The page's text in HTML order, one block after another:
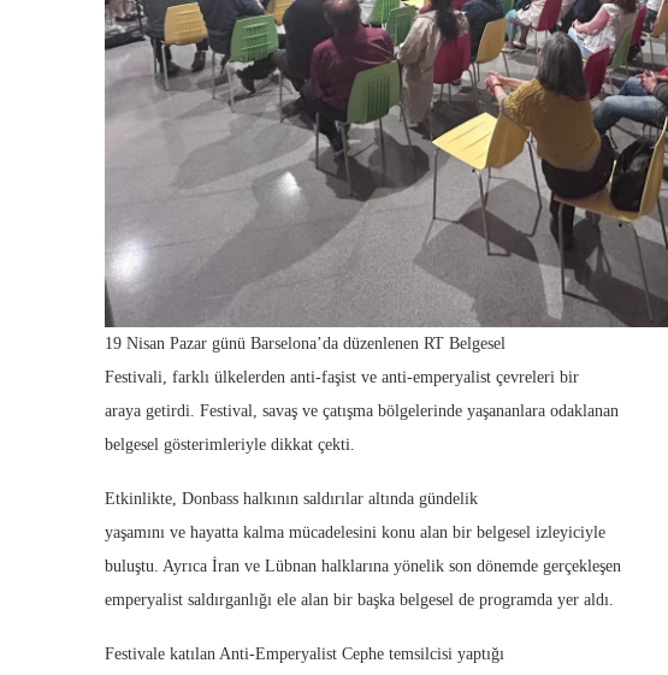
19 Nisan Pazar günü Barselona’da düzenlenen RT Belgesel
Festivali, farklı ülkelerden anti-faşist ve anti-emperyalist çevreleri bir
araya getirdi. Festival, savaş ve çatışma bölgelerinde yaşananlara odaklanan
belgesel gösterimleriyle dikkat çekti.
Etkinlikte, Donbass halkının saldırılar altında gündelik
yaşamını ve hayatta kalma mücadelesini konu alan bir belgesel izleyiciyle
buluştu. Ayrıca İran ve Lübnan halklarına yönelik son dönemde gerçekleşen
emperyalist saldırganlığı ele alan bir başka belgesel de programda yer aldı.
Festivale katılan Anti-Emperyalist Cephe temsilcisi yaptığı